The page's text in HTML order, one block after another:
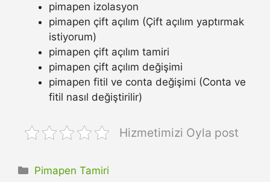
pimapen izolasyon
pimapen çift açılım (Çift açılım yaptırmak
istiyorum)
pimapen çift açılım tamiri
pimapen çift açılım değişimi
pimapen fitil ve conta değişimi (Conta ve
fitil nasıl değiştirilir)
Hizmetimizi Oyla post
Kategoriler
Pimapen Tamiri